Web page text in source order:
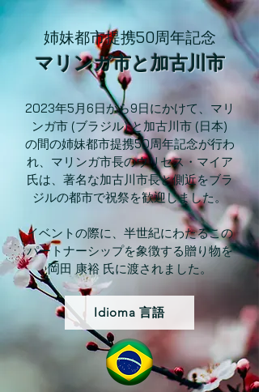
姉妹都市提携50周年記念
マリンガ市と加古川市
2023年5月6日から9日にかけて、マリ
ンガ市 (ブラジル) と加古川市 (日本)
の間の姉妹都市提携50周年記念が行わ
れ、マリンガ市長のウリセス・マイア
氏は、著名な加古川市長と側近をブラ
ジルの都市で祝祭を歓迎しました。
イベントの際に、半世紀にわたるこの
パートナーシップを象徴する贈り物を
岡田 康裕 氏に渡されました。
Idioma 言語